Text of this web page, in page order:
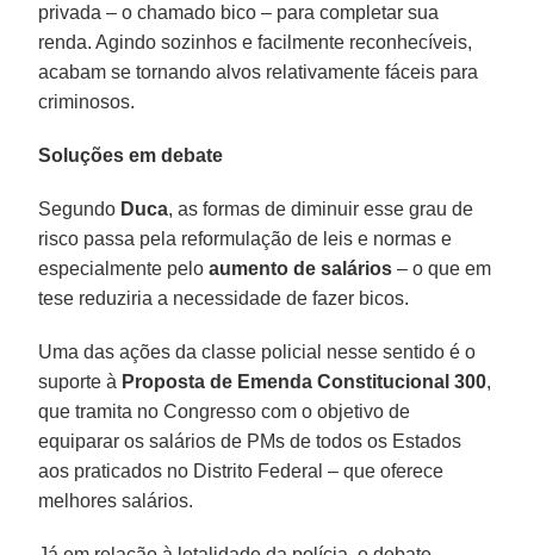
privada – o chamado bico – para completar sua
renda. Agindo sozinhos e facilmente reconhecíveis,
acabam se tornando alvos relativamente fáceis para
criminosos.
Soluções em debate
Segundo Duca, as formas de diminuir esse grau de
risco passa pela reformulação de leis e normas e
especialmente peloaumento de salários – o que em
tese reduziria a necessidade de fazer bicos.
Uma das ações da classe policial nesse sentido é o
suporte à Proposta de Emenda Constitucional 300,
que tramita no Congresso com o objetivo de
equiparar os salários de PMs de todos os Estados
aos praticados no Distrito Federal – que oferece
melhores salários.